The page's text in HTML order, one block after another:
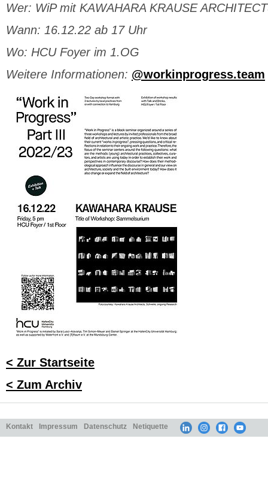
Wer: WiP mit KAWAHARA KRAUSE
Wann: 16.12.22 ab 17 Uhr
Wo: HCU Foyer im 1.OG
Weitere Informationen: @workinprogress.team
< Zur Startseite
< Zum Archiv
Kontakt Impressum Datenschutz Netiquette